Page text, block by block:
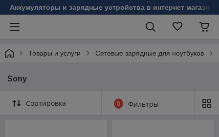
Аккумуляторы и зарядные устройства в интернет магазине
Товары и услуги Сетевые зарядные для ноутбуков
Sony
Сортировка 0 Фильтры